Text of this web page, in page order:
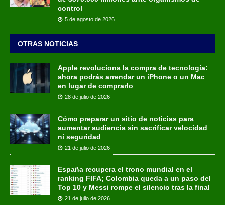
control
5 de agosto de 2026
OTRAS NOTICIAS
Apple revoluciona la compra de tecnología:
ahora podrás arrendar un iPhone o un Mac
en lugar de comprarlo
28 de julio de 2026
Cómo preparar un sitio de noticias para
aumentar audiencia sin sacrificar velocidad
ni seguridad
21 de julio de 2026
España recupera el trono mundial en el
ranking FIFA; Colombia queda a un paso del
Top 10 y Messi rompe el silencio tras la final
21 de julio de 2026